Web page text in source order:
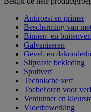
Antiroest en primer
Bescherming van
Binnen- en
Galvaniseren
Gevel- en
Slipvaste bekleding
Spuitverf
Technische verf
Toebehoren voor verf
Verdunner en
Vloerbewerking